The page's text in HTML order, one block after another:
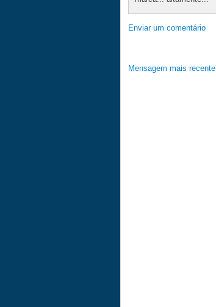
Enviar um comentário
Mensagem mais recente